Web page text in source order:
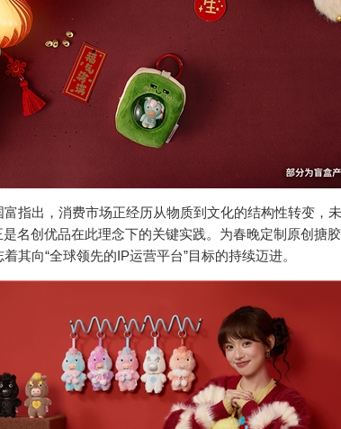
出，消费市场正经历从物质到文化的结构性转变，
名创优品在此理念下的关键实践。为春晚定制原创搪
其向“全球领先的IP运营平台”目标的持续迈进。